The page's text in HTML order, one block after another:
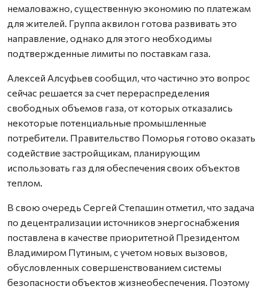
немаловажно, существенную экономию по платежам
для жителей. Группа аквилон готова развивать это
направление, однако для этого необходимы
подтвержденные лимиты по поставкам газа.
Алексей Алсуфьев сообщил, что частично это вопрос
сейчас решается за счет перераспределения
свободных объемов газа, от которых отказались
некоторые потенциальные промышленные
потребители. Правительство Поморья готово оказать
содействие застройщикам, планирующим
использовать газ для обеспечения своих объектов
теплом.
В свою очередь Сергей Степашин отметил, что задача
по децентрализации источников энергоснабжения
поставлена в качестве приоритетной Президентом
Владимиром Путиным, с учетом новых вызовов,
обусловленных совершенствованием системы
безопасности объектов жизнеобеспечения. Поэтому